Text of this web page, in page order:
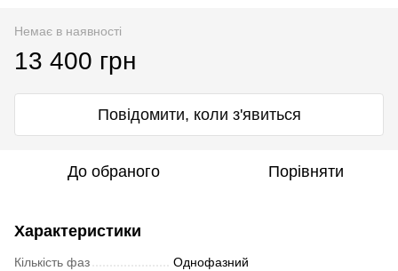
Немає в наявності
13 400 грн
Повідомити, коли з'явиться
До обраного Порівняти
Характеристики
Кількість фаз Однофазний